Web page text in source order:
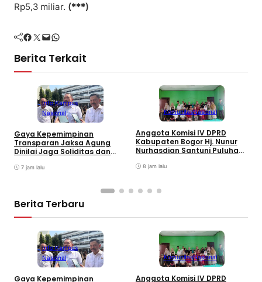
Rp5,3 miliar. (***)
Facebook Twitter Mail WhatsApp
Berita Terkait
Info Kampus
Nasional
Gaya Kepemimpinan
Transparan Jaksa Agung
Dinilai Jaga Soliditas dan
Adhyaksa
7 jam lalu
KomunitasNasional
Anggota Komisi IV DPRD
Kabupaten Bogor Hj. Nunur
Nurhasdian Santuni Puluhan
8 jam lalu
Berita Terbaru
Info Kampus
Nasional
Gaya Kepemimpinan
KomunitasNasional
Anggota Komisi IV DPRD